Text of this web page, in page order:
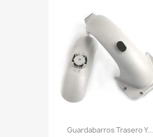
Guardabarros Trasero Y...